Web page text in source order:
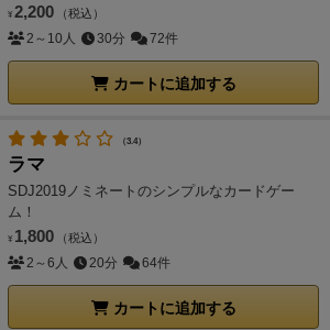
¥ 2,200 （税込）
2～10人 30分 72件
カートに追加する
（3.4）
ラマ
SDJ2019ノミネートのシンプルなカードゲー
ム！
¥ 1,800 （税込）
2～6人 20分 64件
カートに追加する